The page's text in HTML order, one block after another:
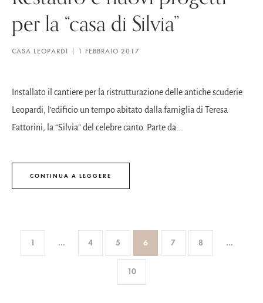
per la “casa di Silvia”
CASA LEOPARDI 1 FEBBRAIO 2017
Installato il cantiere per la ristrutturazione delle antiche scuderie
Leopardi, l’edificio un tempo abitato dalla famiglia di Teresa
Fattorini, la “Silvia” del celebre canto. Parte da...
CONTINUA A LEGGERE
1 … 4 5 6 7 8 …
10